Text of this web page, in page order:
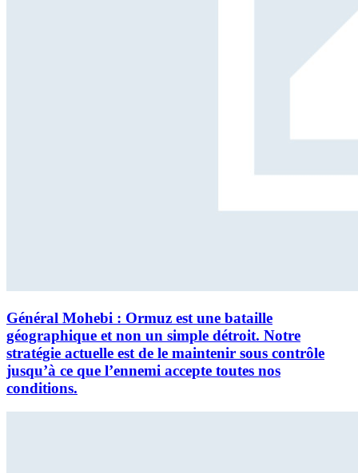
Général Mohebi : Ormuz est une bataille
géographique et non un simple détroit. Notre
stratégie actuelle est de le maintenir sous contrôle
jusqu’à ce que l’ennemi accepte toutes nos
conditions.